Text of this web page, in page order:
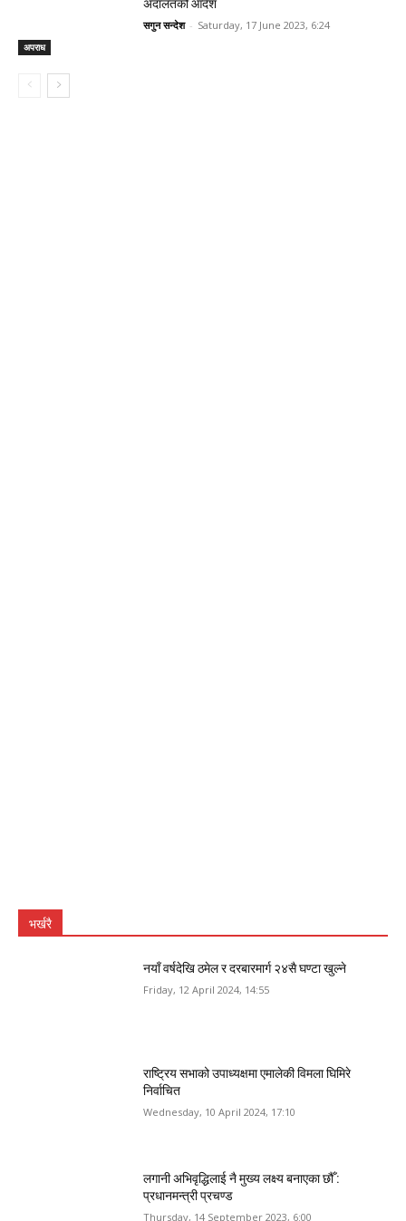
अपराध
अदालतको आदेश
सगुन सन्देश - Saturday, 17 June 2023, 6:24
भर्खरै
नयाँ वर्षदेखि ठमेल र दरबारमार्ग २४सै घण्टा खुल्ने
Friday, 12 April 2024, 14:55
राष्ट्रिय सभाको उपाध्यक्षमा एमालेकी विमला घिमिरे
निर्वाचित
Wednesday, 10 April 2024, 17:10
लगानी अभिवृद्धिलाई नै मुख्य लक्ष्य बनाएका छौँ :
प्रधानमन्त्री प्रचण्ड
Thursday, 14 September 2023, 6:00